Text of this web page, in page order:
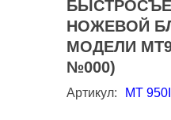
НОЖЕВОЙ
МОДЕЛИ
№000)
Артикул: МТ 950II